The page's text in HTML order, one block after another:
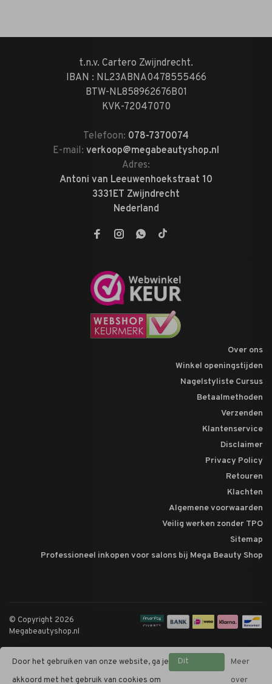
t.n.v. Cartero Zwijndrecht.
IBAN : NL23ABNA0478555466
BTW-NL858962676B01
KVK-72047070
Telefoon: 078-7370074
E-mail: verkoop@megabeautyshop.nl
Adres:
Antoni van Leeuwenhoekstraat 10
3331ET Zwijndrecht
Nederland
Over ons
Winkel openingstijden
Nagelstyliste Cursus
Betaalmethoden
Verzenden
Klantenservice
Disclaimer
Privacy Policy
Retouren
Klachten
Algemene voorwaarden
Veilig werken zonder TPO
Sitemap
Professioneel inkopen voor salons bij Mega Beauty Shop
© Copyright 2026
Megabeautyshop.nl
Door het gebruiken van onze website, ga je
akkoord met het gebruik van cookies om
Dit
Meer
over